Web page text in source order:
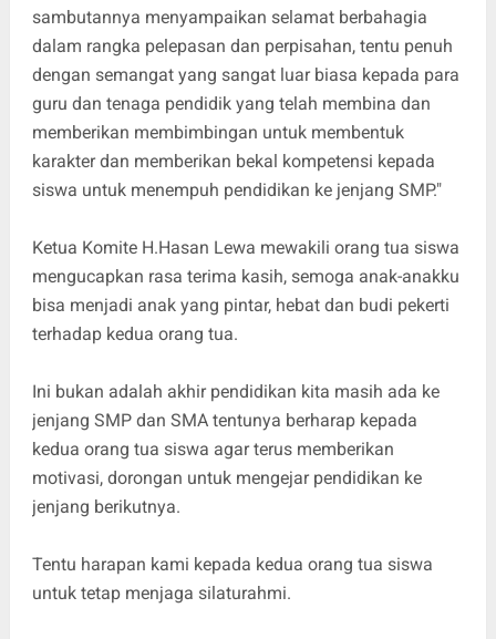
sambutannya menyampaikan selamat berbahagia
dalam rangka pelepasan dan perpisahan, tentu penuh
dengan semangat yang sangat luar biasa kepada para
guru dan tenaga pendidik yang telah membina dan
memberikan membimbingan untuk membentuk
karakter dan memberikan bekal kompetensi kepada
siswa untuk menempuh pendidikan ke jenjang SMP."
Ketua Komite H.Hasan Lewa mewakili orang tua siswa
mengucapkan rasa terima kasih, semoga anak-anakku
bisa menjadi anak yang pintar, hebat dan budi pekerti
terhadap kedua orang tua.
Ini bukan adalah akhir pendidikan kita masih ada ke
jenjang SMP dan SMA tentunya berharap kepada
kedua orang tua siswa agar terus memberikan
motivasi, dorongan untuk mengejar pendidikan ke
jenjang berikutnya.
Tentu harapan kami kepada kedua orang tua siswa
untuk tetap menjaga silaturahmi.